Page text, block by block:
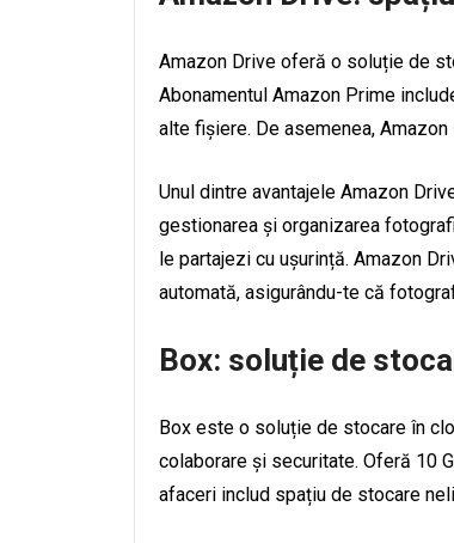
Amazon Drive oferă o soluție de
Abonamentul Amazon Prime
alte fișiere. De asemenea,
Unul dintre avantajele Amazon
gestionarea și organizarea
le partajezi cu ușurință. Amazon
automată, asigurându-te că
Box: soluție de
Box este o soluție de stocare în
colaborare și securitate. Oferă 10
afaceri includ spațiu de stocare